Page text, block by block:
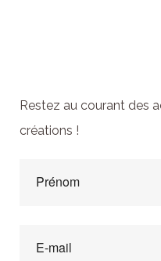
Restez au courant des
créations !